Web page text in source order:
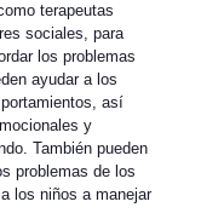
terapeutas
sociales, para
los problemas
ayudar a los
así
y
También pueden
problemas de los
los niños a manejar